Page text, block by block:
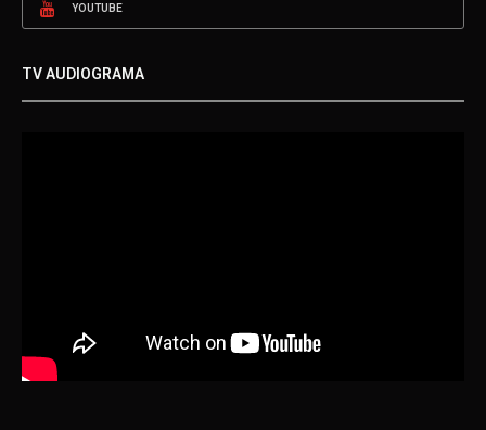
YOUTUBE
TV AUDIOGRAMA